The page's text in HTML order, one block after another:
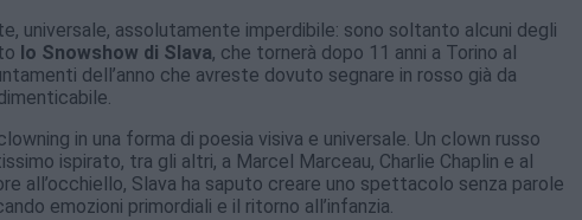
universale, assolutamente imperdibile: sono soltanto alcuni degli
lo Snowshow di Slava, che tornerà dopo 11 anni a Torino al
dell’anno che avreste dovuto segnare in rosso già da
in una forma di poesia visiva e universale. Un clown russo
ispirato, tra gli altri, a Marcel Marceau, Charlie Chaplin e al
all’occhiello, Slava ha saputo creare uno spettacolo senza parole
emozioni primordiali e il ritorno all’infanzia.